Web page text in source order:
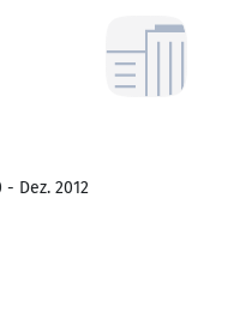
- Dez. 2012